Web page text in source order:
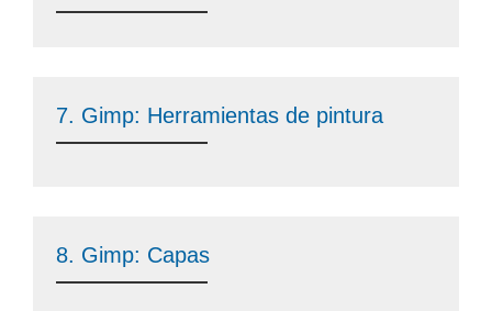
7. Gimp: Herramientas de pintura
8. Gimp: Capas